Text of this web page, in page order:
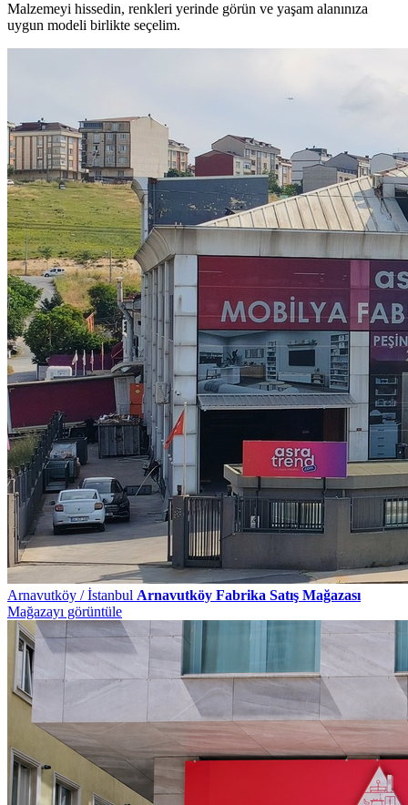
Malzemeyi hissedin, renkleri yerinde görün ve yaşam alanınıza
uygun modeli birlikte seçelim.
Arnavutköy / İstanbul Arnavutköy Fabrika Satış Mağazası
Mağazayı görüntüle